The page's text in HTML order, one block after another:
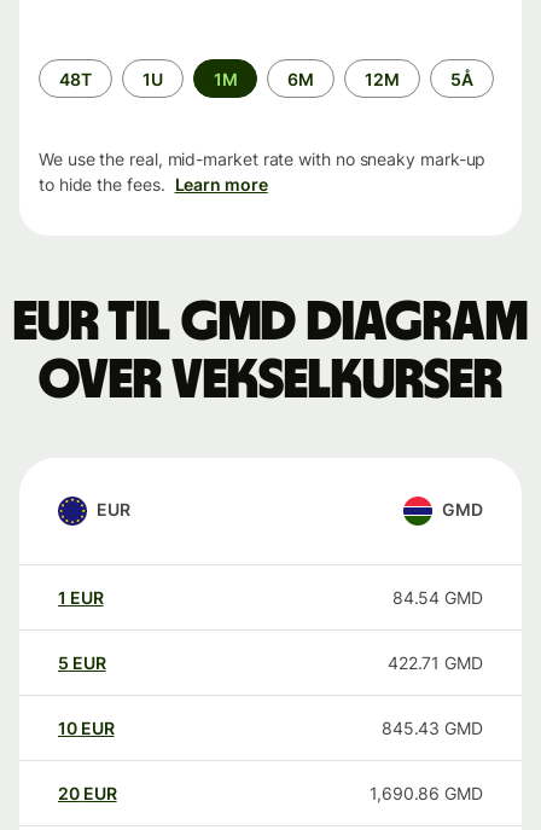
Time
period
48T 1U 1M 6M 12M 5Å
We use the real, mid-market rate with no sneaky mark-up
to hide the fees. Learn more
EUR til GMD Diagram
over vekselkurser
EUR GMD
1 EUR 84.54 GMD
5 EUR 422.71 GMD
10 EUR 845.43 GMD
20 EUR 1,690.86 GMD